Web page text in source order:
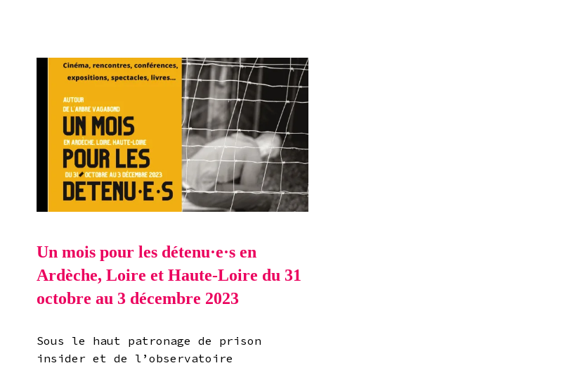
Un mois pour les détenu·e·s en
Ardèche, Loire et Haute-Loire du 31
octobre au 3 décembre 2023
Sous le haut patronage de prison
insider et de l’observatoire